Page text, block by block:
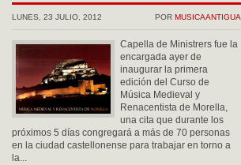
POR MUSICAANTIGUA
LUNES, 23 JULIO, 2012
Capella de Ministrers fue la
encargada ayer de
inaugurar la primera
edición del Curso de
Música Medieval y
Renacentista de Morella,
una cita que durante los
próximos 5 días congregará a más de 70 personas
en la ciudad castellonense para trabajar en torno a
la...